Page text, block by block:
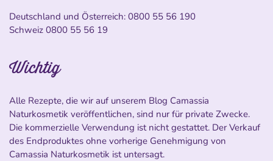
Deutschland und Österreich: 0800 55 56 190
Schweiz 0800 55 56 19
Wichtig
Alle Rezepte, die wir auf unserem Blog Camassia
Naturkosmetik veröffentlichen, sind nur für private Zwecke.
Die kommerzielle Verwendung ist nicht gestattet. Der Verkauf
des Endproduktes ohne vorherige Genehmigung von
Camassia Naturkosmetik ist untersagt.